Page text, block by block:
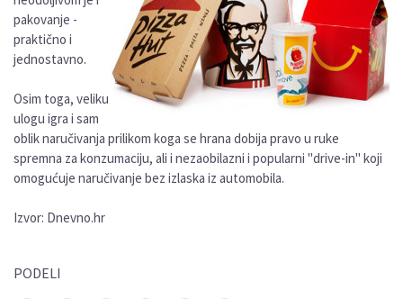
pakovanje -
praktično i
jednostavno.
Osim toga, veliku
ulogu igra i sam
oblik naručivanja prilikom koga se hrana dobija pravo u ruke
spremna za konzumaciju, ali i nezaobilazni i popularni "drive-in" koji
omogućuje naručivanje bez izlaska iz automobila.
Izvor: Dnevno.hr
PODELI